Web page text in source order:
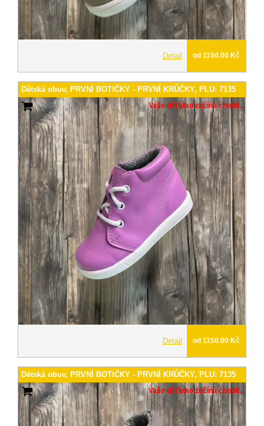
Detail od 1150.00 Kč
Dětská obuv, PRVNÍ BOTIČKY - PRVNÍ KRŮČKY, PLU: 7135
Vaše děťátko začíná chodit..
Detail od 1150.00 Kč
Dětská obuv, PRVNÍ BOTIČKY - PRVNÍ KRŮČKY, PLU: 7135
Vaše děťátko začíná chodit..